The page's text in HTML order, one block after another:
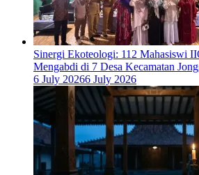
‎Sinergi Ekoteologi: 112 Mahasiswi
Mengabdi di 7 Desa Kecamatan
6 July 20266 July 2026